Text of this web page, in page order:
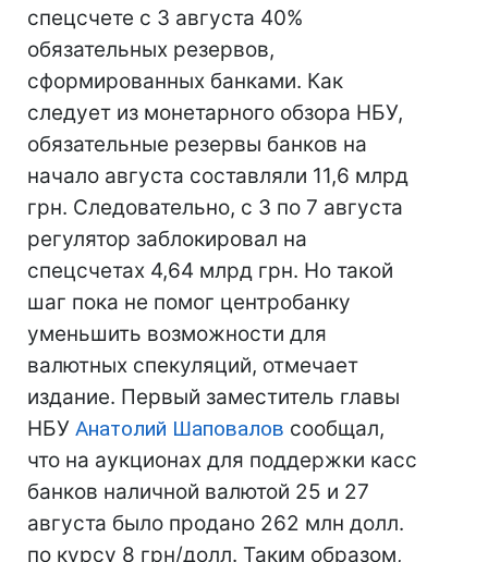
спецсчете с 3 августа 40%
обязательных резервов,
сформированных банками. Как
следует из монетарного обзора НБУ,
обязательные резервы банков на
начало августа составляли 11,6 млрд
грн. Следовательно, с 3 по 7 августа
регулятор заблокировал на
спецсчетах 4,64 млрд грн. Но такой
шаг пока не помог центробанку
уменьшить возможности для
валютных спекуляций, отмечает
издание. Первый заместитель главы
НБУ Анатолий Шаповалов сообщал,
что на аукционах для поддержки касс
банков наличной валютой 25 и 27
августа было продано 262 млн долл.
по курсу 8 грн/долл. Таким образом,